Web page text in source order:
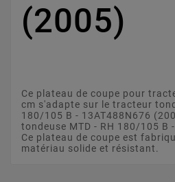
(2005)
Ce plateau de coupe pour
cm s'adapte sur le tracteur
180/105 B - 13AT488N676
tondeuse MTD - RH 180/105 B
Ce plateau de coupe est
matériau solide et résistant.